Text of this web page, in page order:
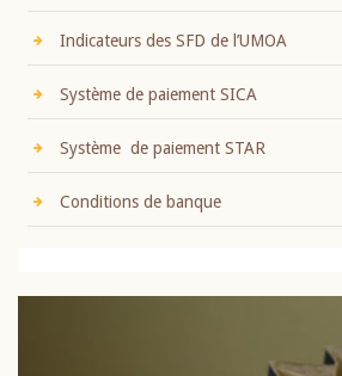
Indicateurs des SFD de l’UMOA
Système de paiement SICA
Système de paiement STAR
Conditions de banque